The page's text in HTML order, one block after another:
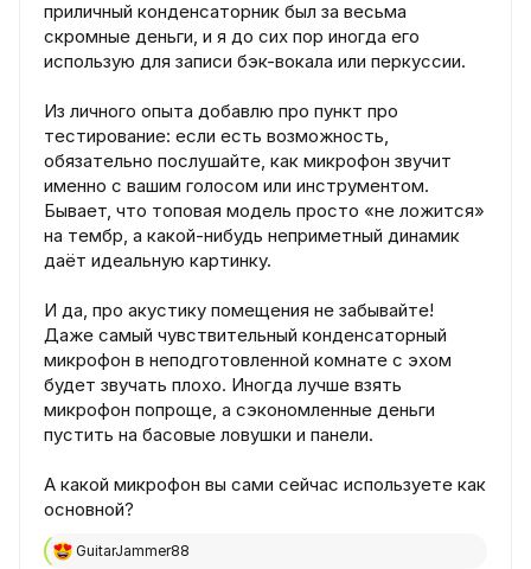
приличный конденсаторник был за весьма
скромные деньги, и я до сих пор иногда его
использую для записи бэк-вокала или перкуссии.
Из личного опыта добавлю про пункт про
тестирование: если есть возможность,
обязательно послушайте, как микрофон звучит
именно с вашим голосом или инструментом.
Бывает, что топовая модель просто «не ложится»
на тембр, а какой-нибудь неприметный динамик
даёт идеальную картинку.
И да, про акустику помещения не забывайте!
Даже самый чувствительный конденсаторный
микрофон в неподготовленной комнате с эхом
будет звучать плохо. Иногда лучше взять
микрофон попроще, а сэкономленные деньги
пустить на басовые ловушки и панели.
А какой микрофон вы сами сейчас используете как
основной?
Р
GuitarJammer88